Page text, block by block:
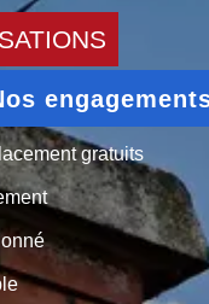
gratuits